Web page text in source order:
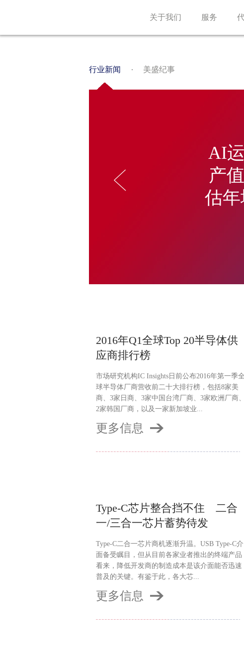
关于我们 服务
行业新闻 美盛纪事
AI
产
估年
2016年Q1全球Top 20半导体供
应商排行榜
市场研究机构IC Insights日前公布2016年第一季全
球半导体厂商营收前二十大排行榜，包括8家美
商、3家日商、3家中国台湾厂商、3家欧洲厂商、
2家韩国厂商，以及一家新加坡业...
更多信息
Type-C芯片整合挡不住 二合
一/三合一芯片蓄势待发
Type-C二合一芯片商机逐渐升温。USB Type-C介
面备受瞩目，但从目前各家业者推出的终端产品
看来，降低开发商的制造成本是该介面能否迅速
普及的关键。有鉴于此，各大芯...
更多信息